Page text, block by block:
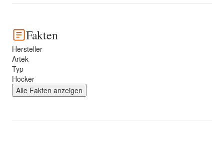
Fakten
Hersteller
Artek
Typ
Hocker
Alle Fakten anzeigen